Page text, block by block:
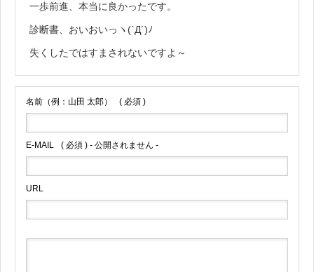
一歩前進、本当に良かったです。
診断書、おいおいっヽ(`Д´)ﾉ
失くしたではすまされないですよ～
名前（例：山田 太郎） ( 必須 )
E-MAIL ( 必須 ) - 公開されません -
URL